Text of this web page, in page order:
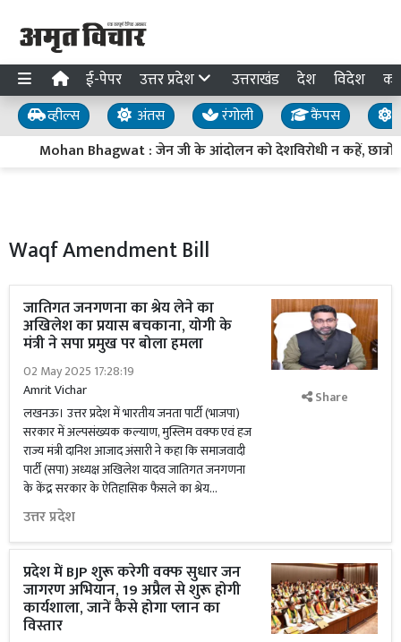
ई-पेपर उत्तर प्रदेश उत्तराखंड देश विदेश
व्हील्स अंतस रंगोली कैंपस
Mohan Bhagwat : जेन जी के आंदोलन को देशविरोधी न कहें, छात्रों
Waqf Amendment Bill
जातिगत जनगणना का श्रेय लेने का
अखिलेश का प्रयास बचकाना, योगी के
मंत्री ने सपा प्रमुख पर बोला हमला
02 May 2025 17:28:19
Amrit Vichar
लखनऊ। उत्तर प्रदेश में भारतीय जनता पार्टी (भाजपा)
सरकार में अल्पसंख्यक कल्याण, मुस्लिम वक्फ एवं हज
राज्य मंत्री दानिश आजाद अंसारी ने कहा कि समाजवादी
पार्टी (सपा) अध्यक्ष अखिलेश यादव जातिगत जनगणना
के केंद्र सरकार के ऐतिहासिक फैसले का श्रेय...
उत्तर प्रदेश
Share
प्रदेश में BJP शुरू करेगी वक्फ सुधार जन
जागरण अभियान, 19 अप्रैल से शुरू होगी
कार्यशाला, जानें कैसे होगा प्लान का
विस्तार